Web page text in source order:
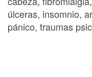
úlceras, insomnio,
pánico, traumas